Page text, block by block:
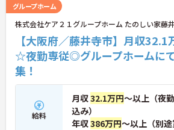
グループホーム
株式会社ケア２１グループホーム たのしい家藤
【大阪府／藤井寺市】月収
☆夜勤専従◎グループホームに
集！
給料
月収32.1万円～以上（夜
込み）
年収386万円～以上（別途